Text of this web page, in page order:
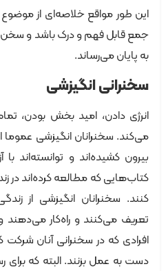
این طور مواقع خلاصه‌ای از
جمع قابل فهم و درک باشد و سخن
به پایان می‌رساند.
سخنرانی انگیزشی
انرژی دادن، امید بخش بودن،
می‌کند. سخنرانان انگیزشی
بیرون کشیده‌اند و توانسته‌اند
کتاب‌هایی که مطالعه کرده‌اند در
کنند. سخنرانان انگیزشی از
تعریف می‌کنند و راه‌کار
افرادی که در سخنرانی آنان شرکت
دست به عمل بزنند. البته که برای